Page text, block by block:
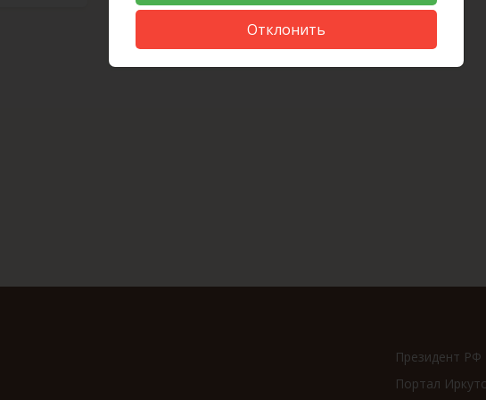
Президент РФ
Портал
Отклонить